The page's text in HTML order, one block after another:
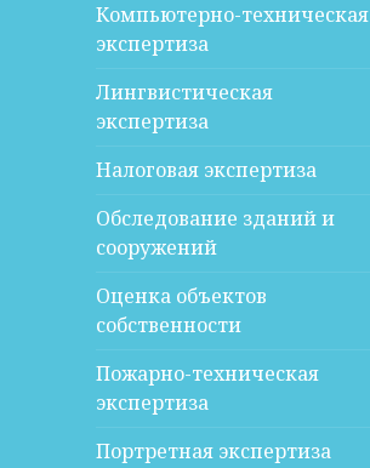
Компьютерно-техническая
экспертиза
Лингвистическая
экспертиза
Налоговая экспертиза
Обследование зданий и
сооружений
Оценка объектов
собственности
Пожарно-техническая
экспертиза
Портретная экспертиза